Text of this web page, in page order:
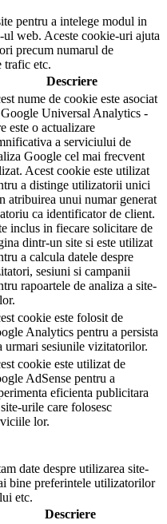
pentru a intelege modul in
web. Aceste cookie-uri ajuta
precum numarul de
trafic etc.
Descriere
nume de cookie este asociat
Universal Analytics -
este o actualizare
a serviciului de
Google cel mai frecvent
Acest cookie este utilizat
a distinge utilizatorii unici
atribuirea unui numar generat
ca identificator de client.
inclus in fiecare solicitare de
dintr-un site si este utilizat
a calcula datele despre
sesiuni si campanii
rapoartele de analiza a site-
cookie este folosit de
Analytics pentru a persista
urmari sesiunile vizitatorilor.
cookie este utilizat de
AdSense pentru a
eficienta publicitara
urile care folosesc
lor.
date despre utilizarea site-
bine preferintele utilizatorilor
etc.
Descriere